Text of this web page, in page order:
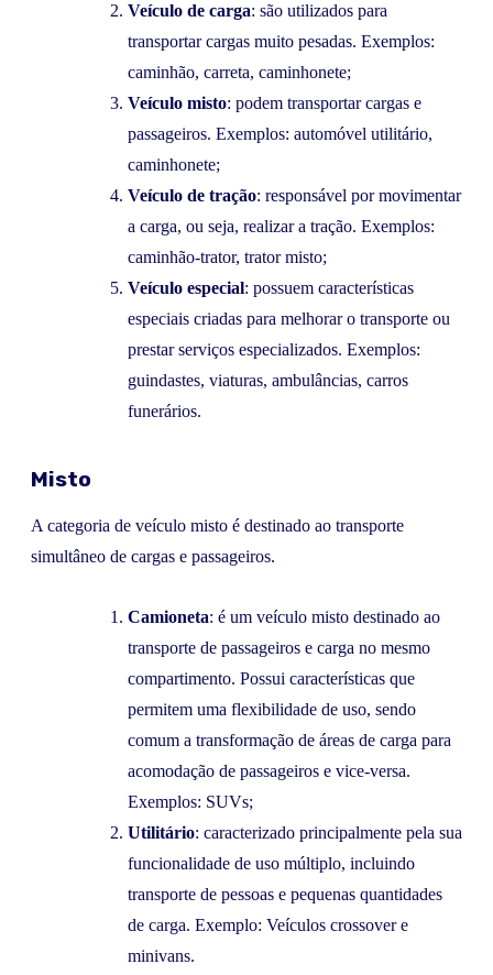
Veículo de carga: são utilizados para
transportar cargas muito pesadas. Exemplos:
caminhão, carreta, caminhonete;
Veículo misto: podem transportar cargas e
passageiros. Exemplos: automóvel utilitário,
caminhonete;
Veículo de tração: responsável por movimentar
a carga, ou seja, realizar a tração. Exemplos:
caminhão-trator, trator misto;
Veículo especial: possuem características
especiais criadas para melhorar o transporte ou
prestar serviços especializados. Exemplos:
guindastes, viaturas, ambulâncias, carros
funerários.
Misto
A categoria de veículo misto é destinado ao transporte
simultâneo de cargas e passageiros.
Camioneta: é um veículo misto destinado ao
transporte de passageiros e carga no mesmo
compartimento. Possui características que
permitem uma flexibilidade de uso, sendo
comum a transformação de áreas de carga para
acomodação de passageiros e vice-versa.
Exemplos: SUVs;
Utilitário: caracterizado principalmente pela sua
funcionalidade de uso múltiplo, incluindo
transporte de pessoas e pequenas quantidades
de carga. Exemplo: Veículos crossover e
minivans.